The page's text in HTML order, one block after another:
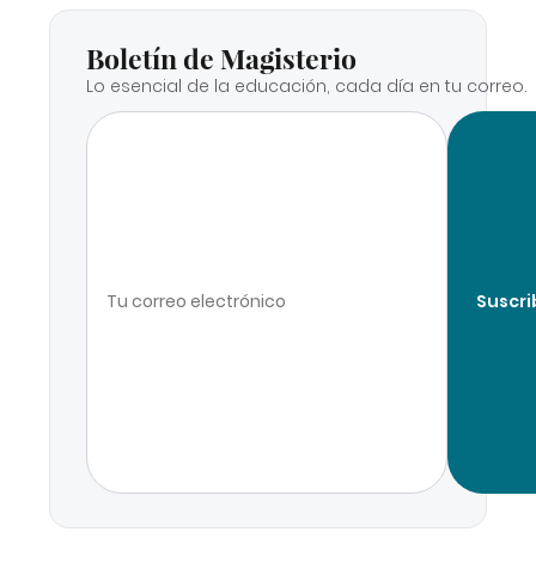
Boletín de Magisterio
Lo esencial de la educación, cada día en tu correo.